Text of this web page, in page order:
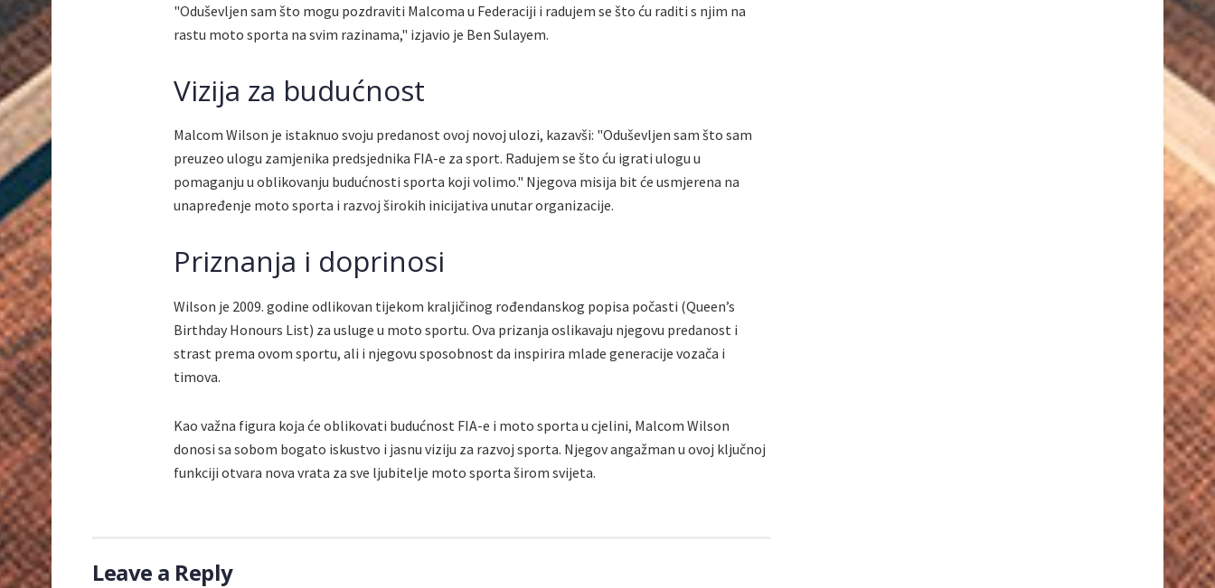
"Oduševljen sam što mogu pozdraviti Malcoma u Federaciji i radujem se što ću raditi s njim na
rastu moto sporta na svim razinama," izjavio je Ben Sulayem.
Vizija za budućnost
Malcom Wilson je istaknuo svoju predanost ovoj novoj ulozi, kazavši: "Oduševljen sam što sam
preuzeo ulogu zamjenika predsjednika FIA-e za sport. Radujem se što ću igrati ulogu u
pomaganju u oblikovanju budućnosti sporta koji volimo." Njegova misija bit će usmjerena na
unapređenje moto sporta i razvoj širokih inicijativa unutar organizacije.
Priznanja i doprinosi
Wilson je 2009. godine odlikovan tijekom kraljičinog rođendanskog popisa počasti (Queen’s
Birthday Honours List) za usluge u moto sportu. Ova prizanja oslikavaju njegovu predanost i
strast prema ovom sportu, ali i njegovu sposobnost da inspirira mlade generacije vozača i
timova.
Kao važna figura koja će oblikovati budućnost FIA-e i moto sporta u cjelini, Malcom Wilson
donosi sa sobom bogato iskustvo i jasnu viziju za razvoj sporta. Njegov angažman u ovoj ključnoj
funkciji otvara nova vrata za sve ljubitelje moto sporta širom svijeta.
Leave a Reply